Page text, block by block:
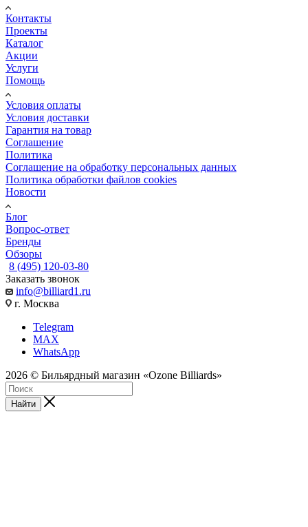
Контакты
Проекты
Каталог
Акции
Услуги
Помощь
Условия оплаты
Условия доставки
Гарантия на товар
Соглашение
Политика
Соглашение на обработку персональных данных
Политика обработки файлов cookies
Новости
Блог
Вопрос-ответ
Бренды
Обзоры
8 (495) 120-03-80
Заказать звонок
info@billiard1.ru
г. Москва
Telegram
MAX
WhatsApp
2026 © Бильярдный магазин «Ozone Billiards»
Найти